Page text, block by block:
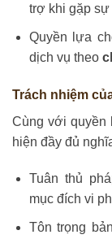
trợ khi gặp sự
Quyền lựa
dịch vụ theo
Trách nhiệm
Cùng với quyền
hiện đầy đủ
Tuân thủ
mục đích vi
Tôn trọng